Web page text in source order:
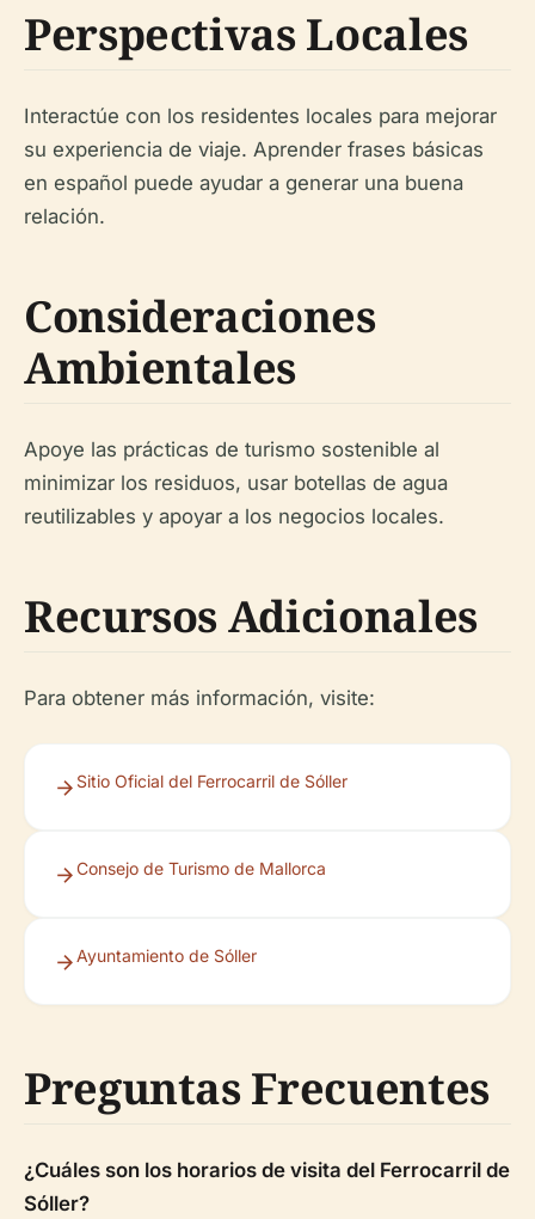
Perspectivas Locales
Interactúe con los residentes locales para mejorar
su experiencia de viaje. Aprender frases básicas
en español puede ayudar a generar una buena
relación.
Consideraciones
Ambientales
Apoye las prácticas de turismo sostenible al
minimizar los residuos, usar botellas de agua
reutilizables y apoyar a los negocios locales.
Recursos Adicionales
Para obtener más información, visite:
Sitio Oficial del Ferrocarril de Sóller
Consejo de Turismo de Mallorca
Ayuntamiento de Sóller
Preguntas Frecuentes
¿Cuáles son los horarios de visita del Ferrocarril de
Sóller?